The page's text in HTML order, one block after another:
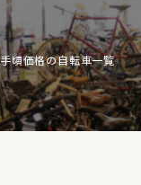
手頃価格の自転車一覧